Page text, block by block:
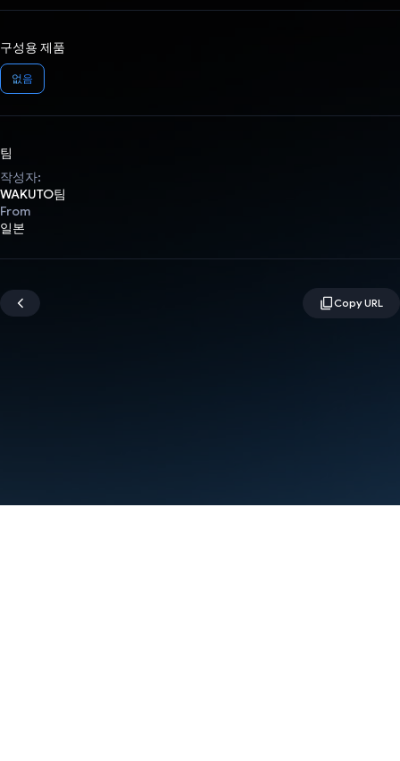
구성용 제품
없음
팀
작성자:
WAKUTO팀
From
일본